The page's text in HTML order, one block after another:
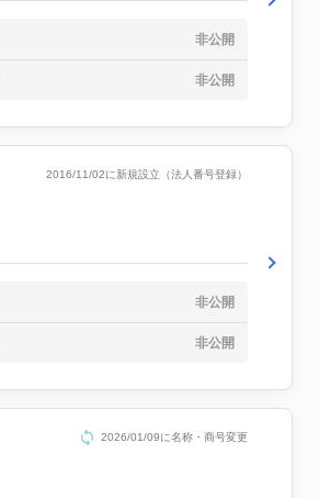
非公開
非公開
2016/11/02に新規設立（法人番号登録）
非公開
非公開
2026/01/09に名称・商号変更